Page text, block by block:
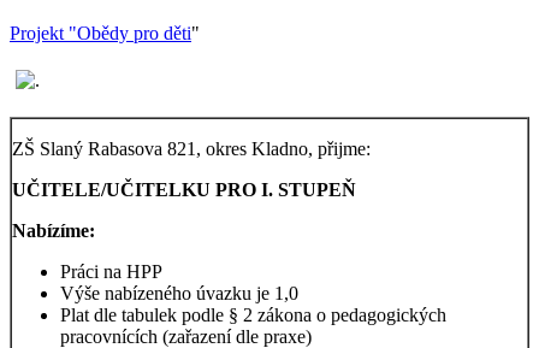
Projekt "Obědy pro děti"
ZŠ Slaný Rabasova 821, okres Kladno, přijme:
UČITELE/UČITELKU PRO I. STUPEŇ
Nabízíme:
Práci na HPP
Výše nabízeného úvazku je 1,0
Plat dle tabulek podle § 2 zákona o pedagogických
pracovnících (zařazení dle praxe)